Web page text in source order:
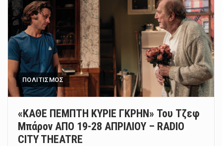
ΠΟΛΙΤΙΣΜΟΣ
«ΚΑΘΕ ΠΕΜΠΤΗ ΚΥΡΙΕ ΓΚΡΗΝ» Του Τζεφ
Μπάρον ΑΠΟ 19-28 ΑΠΡΙΛΙΟΥ – RADIO
CITY THEATRE